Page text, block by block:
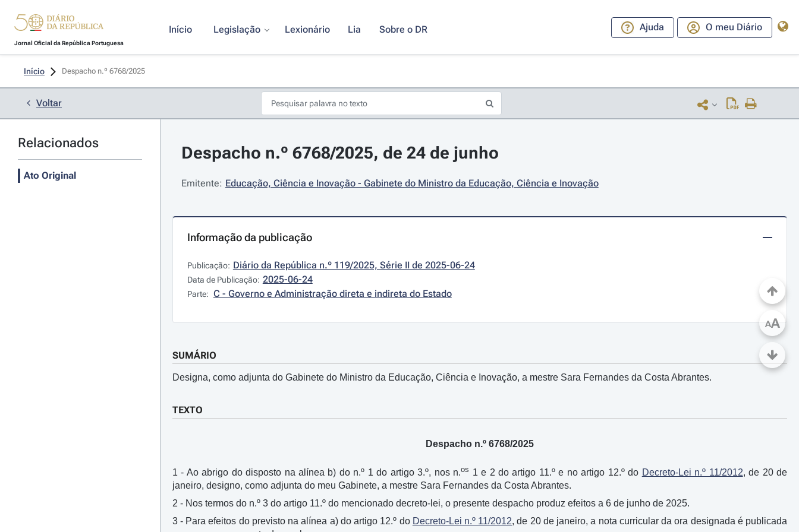
Jornal Oficial da República Portuguesa
Início Legislação Lexionário Lia Sobre o DR Ajuda O meu Diário
Início Despacho n.º 6768/2025
Voltar
Relacionados
Ato Original
Despacho n.º 6768/2025, de 24 de junho
Emitente: Educação, Ciência e Inovação - Gabinete do Ministro da Educação, Ciência e Inovação
Informação da publicação
Publicação: Diário da República n.º 119/2025, Série II de 2025-06-24
Data de Publicação: 2025-06-24
Parte: C - Governo e Administração direta e indireta do Estado
SUMÁRIO
Designa, como adjunta do Gabinete do Ministro da Educação, Ciência e Inovação, a mestre Sara Fernandes da Costa Abrantes.
TEXTO
Despacho n.º 6768/2025
1 - Ao abrigo do disposto na alínea b) do n.º 1 do artigo 3.º, nos n.os 1 e 2 do artigo 11.º e no artigo 12.º do Decreto-Lei n.º 11/2012, de 20 de
janeiro, designo, como adjunta do meu Gabinete, a mestre Sara Fernandes da Costa Abrantes.
2 - Nos termos do n.º 3 do artigo 11.º do mencionado decreto-lei, o presente despacho produz efeitos a 6 de junho de 2025.
3 - Para efeitos do previsto na alínea a) do artigo 12.º do Decreto-Lei n.º 11/2012, de 20 de janeiro, a nota curricular da ora designada é publicada
AA